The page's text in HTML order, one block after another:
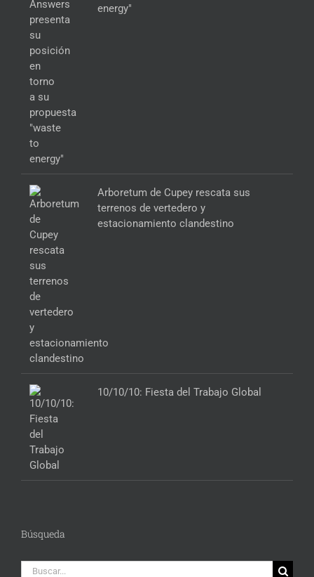
energy"
Arboretum de Cupey rescata sus
terrenos de vertedero y
estacionamiento clandestino
10/10/10: Fiesta del Trabajo Global
Búsqueda
Buscar: